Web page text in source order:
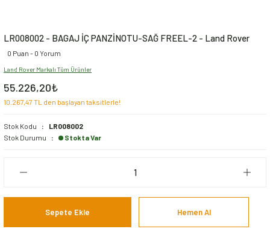
LR008002 - BAGAJ İÇ PANZİNOTU-SAĞ FREEL-2 - Land Rover
0 Puan - 0 Yorum
Land Rover Markalı Tüm Ürünler
55.226,20₺
10.267,47 TL den başlayan taksitlerle!
Stok Kodu
LR008002
Stok Durumu
Stokta Var
Sepete Ekle Hemen Al